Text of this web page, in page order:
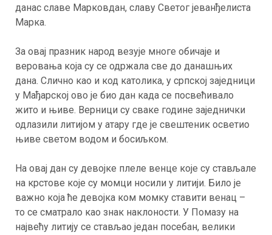
данас славе Марковдан, славу Светог јеванђелиста
Марка.
За овај празник народ везује многе обичаје и
веровања која су се одржала све до данашњих
дана. Слично као и код католика, у српској заједници
у Мађарској ово је био дан када се посвећивало
жито и њиве. Верници су сваке године заједнички
одлазили литијом у атару где је свештеник осветио
њиве светом водом и босиљком.
На овај дан су девојке плеле венце које су стављале
на крстове које су момци носили у литији. Било је
важно која ће девојка ком момку ставити венац –
то се сматрало као знак наклоности. У Помазу на
највећу литију се стављао један посебан, велики